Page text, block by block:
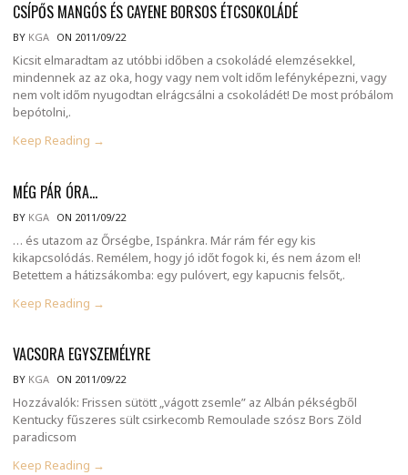
CSÍPŐS MANGÓS ÉS CAYENE BORSOS ÉTCSOKOLÁDÉ
BY KGA ON 2011/09/22
Kicsit elmaradtam az utóbbi időben a csokoládé elemzésekkel,
mindennek az az oka, hogy vagy nem volt időm lefényképezni, vagy
nem volt időm nyugodtan elrágcsálni a csokoládét! De most próbálom
bepótolni,.
Keep Reading →
MÉG PÁR ÓRA…
BY KGA ON 2011/09/22
… és utazom az Őrségbe, Ispánkra. Már rám fér egy kis
kikapcsolódás. Remélem, hogy jó időt fogok ki, és nem ázom el!
Betettem a hátizsákomba: egy pulóvert, egy kapucnis felsőt,.
Keep Reading →
VACSORA EGYSZEMÉLYRE
BY KGA ON 2011/09/22
Hozzávalók: Frissen sütött „vágott zsemle” az Albán pékségből
Kentucky fűszeres sült csirkecomb Remoulade szósz Bors Zöld
paradicsom
Keep Reading →